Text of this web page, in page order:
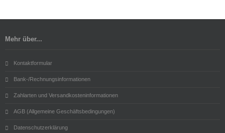
Mehr über...
Kontaktformular
Bank-/Rechnungsinformationen
Zahlarten und Versandkosteninformationen
AGB (Allgemeine Geschäftsbedingungen)
Datenschutzerklärung